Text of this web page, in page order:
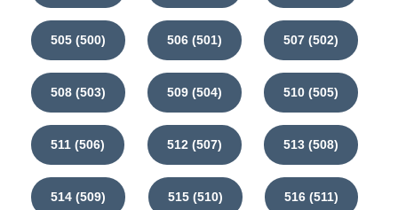
505 (500) 506 (501) 507 (502)
508 (503) 509 (504) 510 (505)
511 (506) 512 (507) 513 (508)
514 (509) 515 (510) 516 (511)